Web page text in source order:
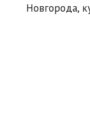
Новгорода,